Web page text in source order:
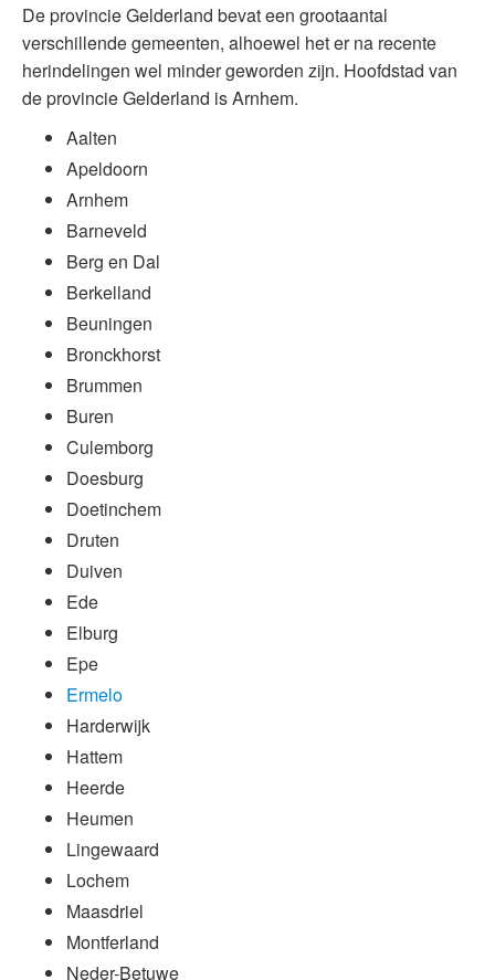
De provincie Gelderland bevat een grootaantal
verschillende gemeenten, alhoewel het er na recente
herindelingen wel minder geworden zijn. Hoofdstad van
de provincie Gelderland is Arnhem.
Aalten
Apeldoorn
Arnhem
Barneveld
Berg en Dal
Berkelland
Beuningen
Bronckhorst
Brummen
Buren
Culemborg
Doesburg
Doetinchem
Druten
Duiven
Ede
Elburg
Epe
Ermelo
Harderwijk
Hattem
Heerde
Heumen
Lingewaard
Lochem
Maasdriel
Montferland
Neder-Betuwe